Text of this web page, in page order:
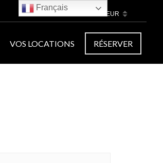
VOS LOCATIONS RÉSERVER
Français